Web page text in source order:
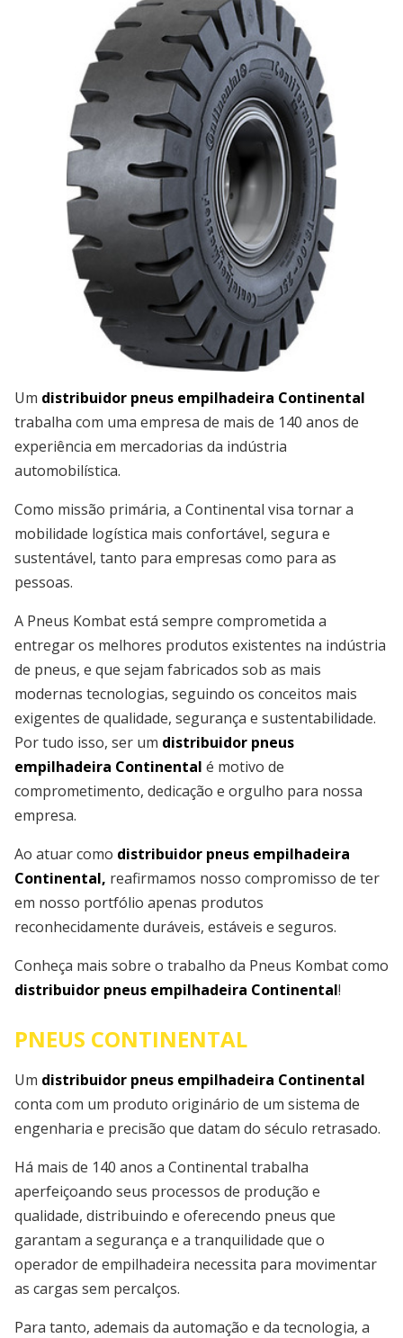
Um distribuidor pneus empilhadeira Continental
trabalha com uma empresa de mais de 140 anos de
experiência em mercadorias da indústria
automobilística.
Como missão primária, a Continental visa tornar a
mobilidade logística mais confortável, segura e
sustentável, tanto para empresas como para as
pessoas.
A Pneus Kombat está sempre comprometida a
entregar os melhores produtos existentes na indústria
de pneus, e que sejam fabricados sob as mais
modernas tecnologias, seguindo os conceitos mais
exigentes de qualidade, segurança e sustentabilidade.
Por tudo isso, ser um distribuidor pneus
empilhadeira Continental é motivo de
comprometimento, dedicação e orgulho para nossa
empresa.
Ao atuar como distribuidor pneus empilhadeira
Continental, reafirmamos nosso compromisso de ter
em nosso portfólio apenas produtos
reconhecidamente duráveis, estáveis e seguros.
Conheça mais sobre o trabalho da Pneus Kombat como
distribuidor pneus empilhadeira Continental!
PNEUS CONTINENTAL
Um distribuidor pneus empilhadeira Continental
conta com um produto originário de um sistema de
engenharia e precisão que datam do século retrasado.
Há mais de 140 anos a Continental trabalha
aperfeiçoando seus processos de produção e
qualidade, distribuindo e oferecendo pneus que
garantam a segurança e a tranquilidade que o
operador de empilhadeira necessita para movimentar
as cargas sem percalços.
Para tanto, ademais da automação e da tecnologia, a